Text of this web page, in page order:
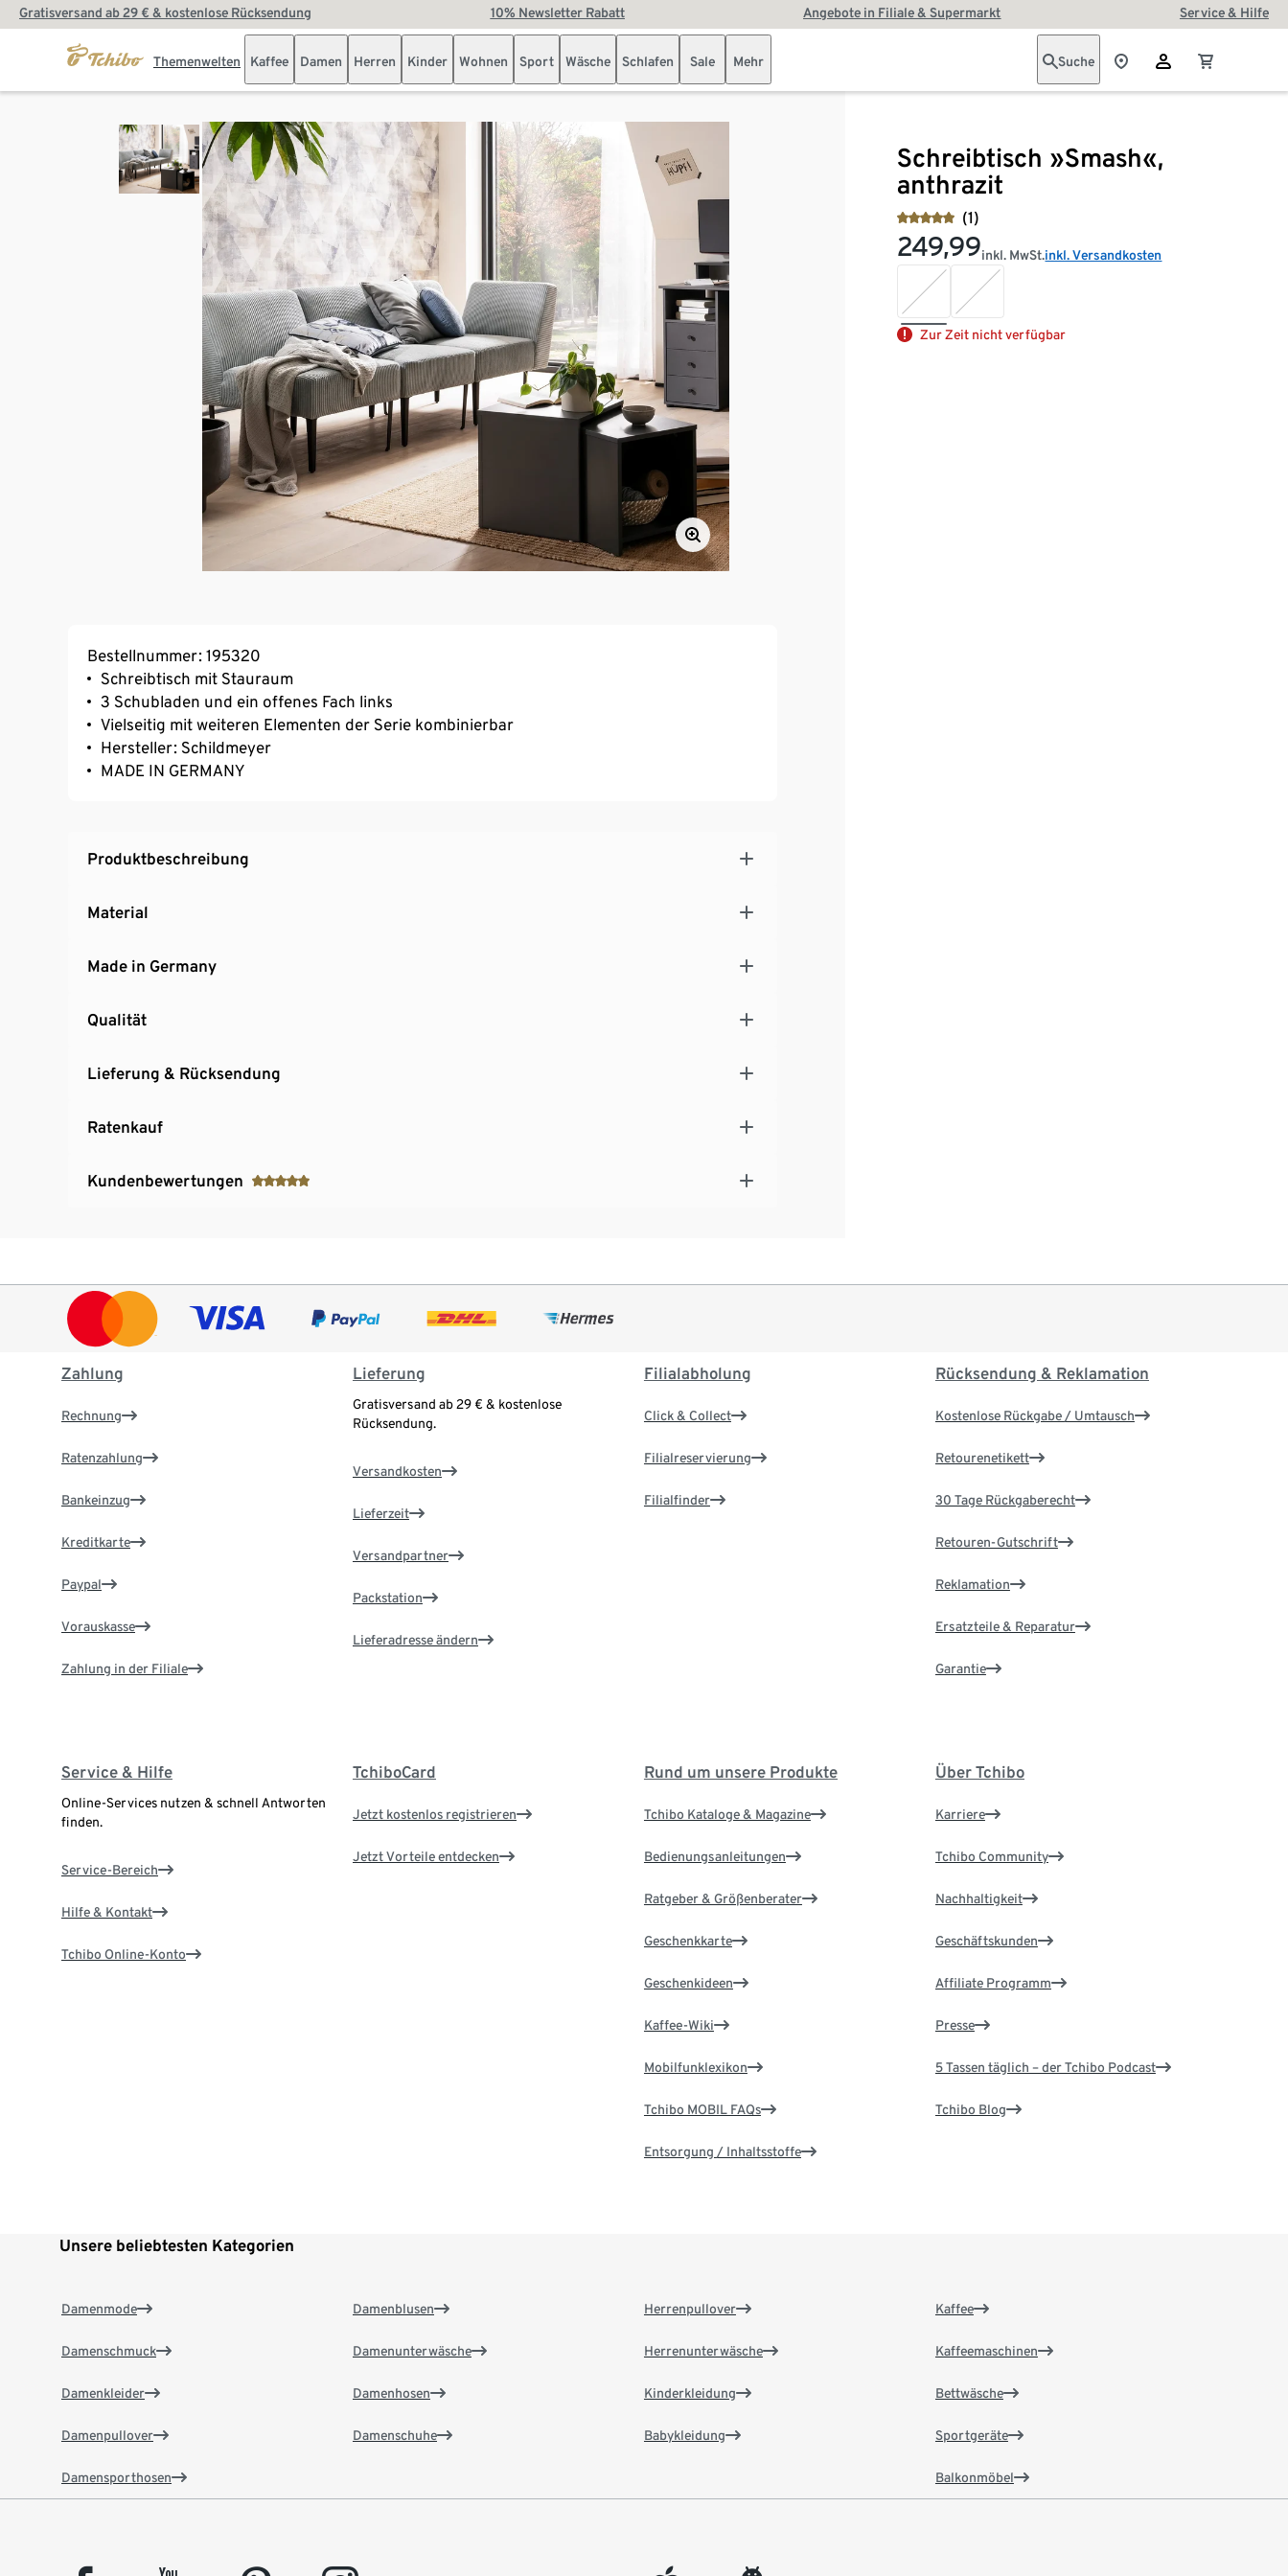
Gratisversand ab 29 € & kostenlose Rücksendung 10% Newsletter Rabatt Angebote in Filiale & Supermarkt Service & Hilfe
Themenwelten Kaffee Damen Herren Kinder Wohnen Sport Wäsche Schlafen Sale Mehr Suche
Schreibtisch »Smash«,
anthrazit
(1)
249,99inkl. MwSt.inkl. Versandkosten
Zur Zeit nicht verfügbar
Bestellnummer: 195320
Schreibtisch mit Stauraum
3 Schubladen und ein offenes Fach links
Vielseitig mit weiteren Elementen der Serie kombinierbar
Hersteller: Schildmeyer
MADE IN GERMANY
Produktbeschreibung
Material
Made in Germany
Qualität
Lieferung & Rücksendung
Ratenkauf
Kundenbewertungen
Zahlung
Rechnung
Ratenzahlung
Bankeinzug
Kreditkarte
Paypal
Vorauskasse
Zahlung in der Filiale
Lieferung
Gratisversand ab 29 € & kostenlose
Rücksendung.
Versandkosten
Lieferzeit
Versandpartner
Packstation
Lieferadresse ändern
Filialabholung
Click & Collect
Filialreservierung
Filialfinder
Rücksendung & Reklamation
Kostenlose Rückgabe / Umtausch
Retourenetikett
30 Tage Rückgaberecht
Retouren-Gutschrift
Reklamation
Ersatzteile & Reparatur
Garantie
Service & Hilfe
Online-Services nutzen & schnell Antworten
finden.
Service-Bereich
Hilfe & Kontakt
Tchibo Online-Konto
TchiboCard
Jetzt kostenlos registrieren
Jetzt Vorteile entdecken
Rund um unsere Produkte
Tchibo Kataloge & Magazine
Bedienungsanleitungen
Ratgeber & Größenberater
Geschenkkarte
Geschenkideen
Kaffee-Wiki
Mobilfunklexikon
Tchibo MOBIL FAQs
Entsorgung / Inhaltsstoffe
Über Tchibo
Karriere
Tchibo Community
Nachhaltigkeit
Geschäftskunden
Affiliate Programm
Presse
5 Tassen täglich – der Tchibo Podcast
Tchibo Blog
Unsere beliebtesten Kategorien
Damenmode
Damenschmuck
Damenkleider
Damenpullover
Damensporthosen
Damenblusen
Damenunterwäsche
Damenhosen
Damenschuhe
Herrenpullover
Herrenunterwäsche
Kinderkleidung
Babykleidung
Kaffee
Kaffeemaschinen
Bettwäsche
Sportgeräte
Balkonmöbel